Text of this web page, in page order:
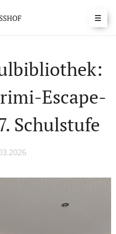
Escape-
Schulstufe